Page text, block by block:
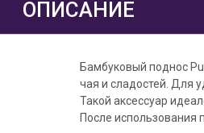
ОПИСАНИЕ
Бамбуковый поднос
чая и сладостей. Для
Такой аксессуар
После использования